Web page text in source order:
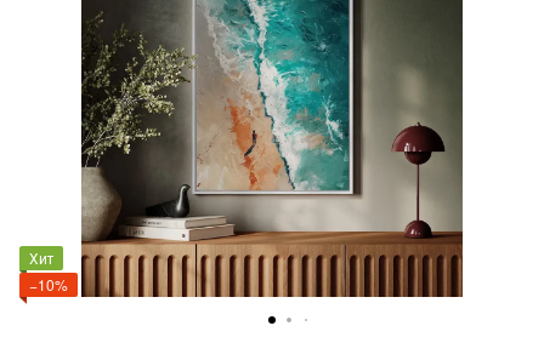
Хит
−10%